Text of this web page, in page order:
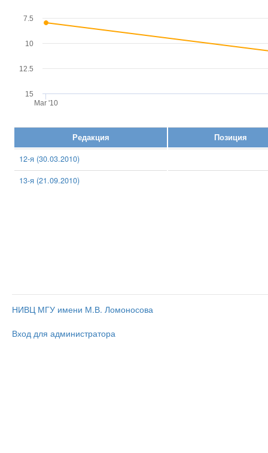
Mar '10
7.5
10
12.5
15
Редакция
Позиция
12-я (30.03.2010)
13-я (21.09.2010)
НИВЦ МГУ имени М.В. Ломоносова
Вход для администратора